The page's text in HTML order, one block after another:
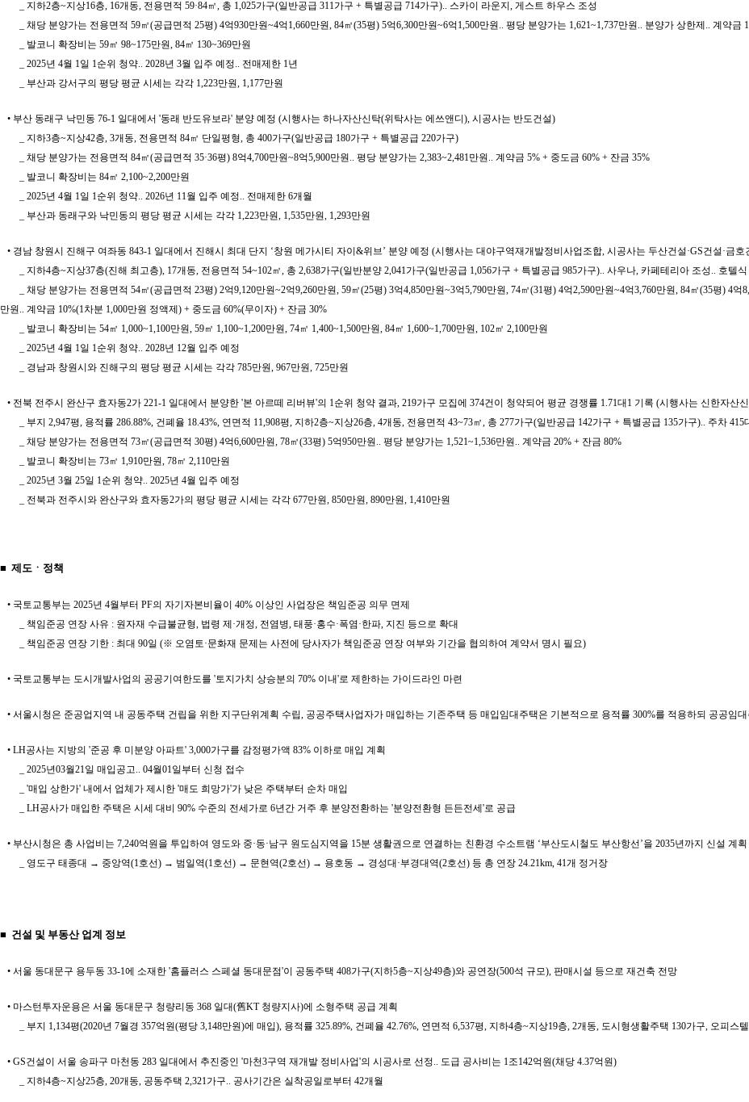
_ 지하2층~지상16층, 16개동, 전용면적 59·84㎡, 총 1,025가구(일반공급 311가구 + 특별공급 714가구).. 스카이 라운지, 게스트 하우스 조성
_ 채당 분양가는 전용면적 59㎡(공급면적 25평) 4억930만원~4억1,660만원, 84㎡(35평) 5억6,300만원~6억1,500만원.. 평당 분양가는 1,621~1,737만원.. 분양가 상한제.. 계약금
_ 발코니 확장비는 59㎡ 98~175만원, 84㎡ 130~369만원
_ 2025년 4월 1일 1순위 청약.. 2028년 3월 입주 예정.. 전매제한 1년
_ 부산과 강서구의 평당 평균 시세는 각각 1,223만원, 1,177만원
• 부산 동래구 낙민동 76-1 일대에서 '동래 반도유보라' 분양 예정 (시행사는 하나자산신탁(위탁사는 에쓰앤디), 시공사는 반도건설)
_ 지하3층~지상42층, 3개동, 전용면적 84㎡ 단일평형, 총 400가구(일반공급 180가구 + 특별공급 220가구)
_ 채당 분양가는 전용면적 84㎡(공급면적 35·36평) 8억4,700만원~8억5,900만원.. 평당 분양가는 2,383~2,481만원.. 계약금 5% + 중도금 60% + 잔금 35%
_ 발코니 확장비는 84㎡ 2,100~2,200만원
_ 2025년 4월 1일 1순위 청약.. 2026년 11월 입주 예정.. 전매제한 6개월
_ 부산과 동래구와 낙민동의 평당 평균 시세는 각각 1,223만원, 1,535만원, 1,293만원
• 경남 창원시 진해구 여좌동 843-1 일대에서 진해시 최대 단지 ‘창원 메가시티 자이&위브’ 분양 예정 (시행사는 대야구역재개발정비사업조합, 시공사는 두산건설·GS건설·금호
_ 지하4층~지상37층(진해 최고층), 17개동, 전용면적 54~102㎡, 총 2,638가구(일반분양 2,041가구(일반공급 1,056가구 + 특별공급 985가구).. 사우나, 카페테리아 조성.. 호텔
_ 채당 분양가는 전용면적 54㎡(공급면적 23평) 2억9,120만원~2억9,260만원, 59㎡(25평) 3억4,850만원~3억5,790만원, 74㎡(31평) 4억2,590만원~4억3,760만원, 84㎡(35평) 4
만원.. 계약금 10%(1차분 1,000만원 정액제) + 중도금 60%(무이자) + 잔금 30%
_ 발코니 확장비는 54㎡ 1,000~1,100만원, 59㎡ 1,100~1,200만원, 74㎡ 1,400~1,500만원, 84㎡ 1,600~1,700만원, 102㎡ 2,100만원
_ 2025년 4월 1일 1순위 청약.. 2028년 12월 입주 예정
_ 경남과 창원시와 진해구의 평당 평균 시세는 각각 785만원, 967만원, 725만원
• 전북 전주시 완산구 효자동2가 221-1 일대에서 분양한 '본 아르떼 리버뷰'의 1순위 청약 결과, 219가구 모집에 374건이 청약되어 평균 경쟁률 1.71대1 기록 (시행사는 신한자
_ 부지 2,947평, 용적률 286.88%, 건폐율 18.43%, 연면적 11,908평, 지하2층~지상26층, 4개동, 전용면적 43~73㎡, 총 277가구(일반공급 142가구 + 특별공급 135가구).. 주차 415
_ 채당 분양가는 전용면적 73㎡(공급면적 30평) 4억6,600만원, 78㎡(33평) 5억950만원.. 평당 분양가는 1,521~1,536만원.. 계약금 20% + 잔금 80%
_ 발코니 확장비는 73㎡ 1,910만원, 78㎡ 2,110만원
_ 2025년 3월 25일 1순위 청약.. 2025년 4월 입주 예정
_ 전북과 전주시와 완산구와 효자동2가의 평당 평균 시세는 각각 677만원, 850만원, 890만원, 1,410만원
■ 제도ㆍ정책
• 국토교통부는 2025년 4월부터 PF의 자기자본비율이 40% 이상인 사업장은 책임준공 의무 면제
_ 책임준공 연장 사유 : 원자재 수급불균형, 법령 제·개정, 전염병, 태풍·홍수·폭염·한파, 지진 등으로 확대
_ 책임준공 연장 기한 : 최대 90일 (※ 오염토·문화재 문제는 사전에 당사자가 책임준공 연장 여부와 기간을 협의하여 계약서 명시 필요)
• 국토교통부는 도시개발사업의 공공기여한도를 '토지가치 상승분의 70% 이내'로 제한하는 가이드라인 마련
• 서울시청은 준공업지역 내 공동주택 건립을 위한 지구단위계획 수립, 공공주택사업자가 매입하는 기존주택 등 매입임대주택은 기본적으로 용적률 300%를 적용하되 공공임
• LH공사는 지방의 '준공 후 미분양 아파트' 3,000가구를 감정평가액 83% 이하로 매입 계획
_ 2025년03월21일 매입공고.. 04월01일부터 신청 접수
_ '매입 상한가' 내에서 업체가 제시한 '매도 희망가'가 낮은 주택부터 순차 매입
_ LH공사가 매입한 주택은 시세 대비 90% 수준의 전세가로 6년간 거주 후 분양전환하는 '분양전환형 든든전세'로 공급
• 부산시청은 총 사업비는 7,240억원을 투입하여 영도와 중·동·남구 원도심지역을 15분 생활권으로 연결하는 친환경 수소트램 ‘부산도시철도 부산항선’을 2035년까지 신설 계획
_ 영도구 태종대 → 중앙역(1호선) → 범일역(1호선) → 문현역(2호선) → 용호동 → 경성대·부경대역(2호선) 등 총 연장 24.21km, 41개 정거장
■ 건설 및 부동산 업계 정보
• 서울 동대문구 용두동 33-1에 소재한 '홈플러스 스페셜 동대문점'이 공동주택 408가구(지하5층~지상49층)와 공연장(500석 규모), 판매시설 등으로 재건축 전망
• 마스턴투자운용은 서울 동대문구 청량리동 368 일대(舊KT 청량지사)에 소형주택 공급 계획
_ 부지 1,134평(2020년 7월경 357억원(평당 3,148만원)에 매입), 용적률 325.89%, 건폐율 42.76%, 연면적 6,537평, 지하4층~지상19층, 2개동, 도시형생활주택 130가구, 오피스
• GS건설이 서울 송파구 마천동 283 일대에서 추진중인 '마천3구역 재개발 정비사업'의 시공사로 선정.. 도급 공사비는 1조142억원(채당 4.37억원)
_ 지하4층~지상25층, 20개동, 공동주택 2,321가구.. 공사기간은 실착공일로부터 42개월